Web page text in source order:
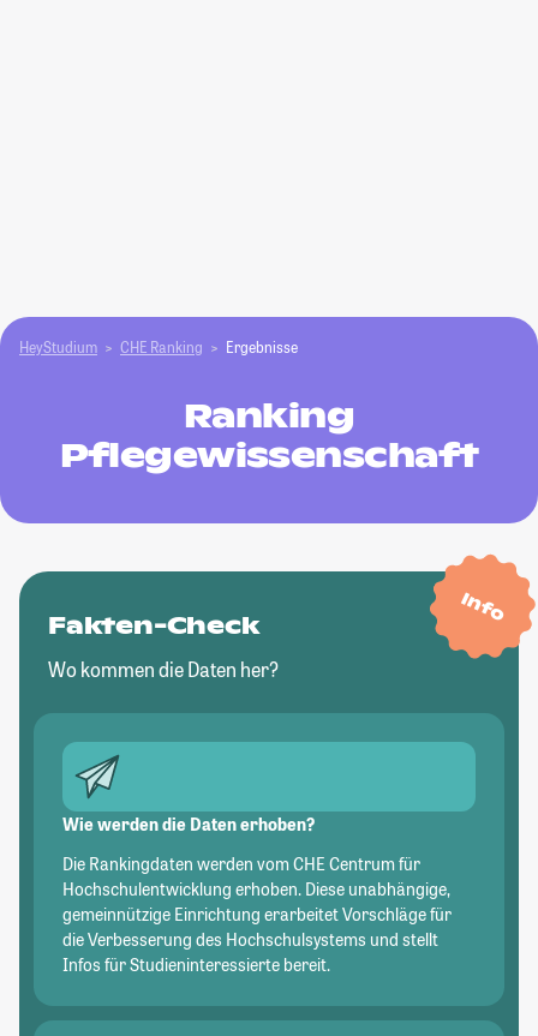
HeyStudium CHE Ranking Ergebnisse
Ranking
Pflegewissenschaft
Info
Fakten-Check
Wo kommen die Daten her?
Wie werden die Daten erhoben?
Die Rankingdaten werden vom CHE Centrum für
Hochschulentwicklung erhoben. Diese unabhängige,
gemeinnützige Einrichtung erarbeitet Vorschläge für
die Verbesserung des Hochschulsystems und stellt
Infos für Studieninteressierte bereit.